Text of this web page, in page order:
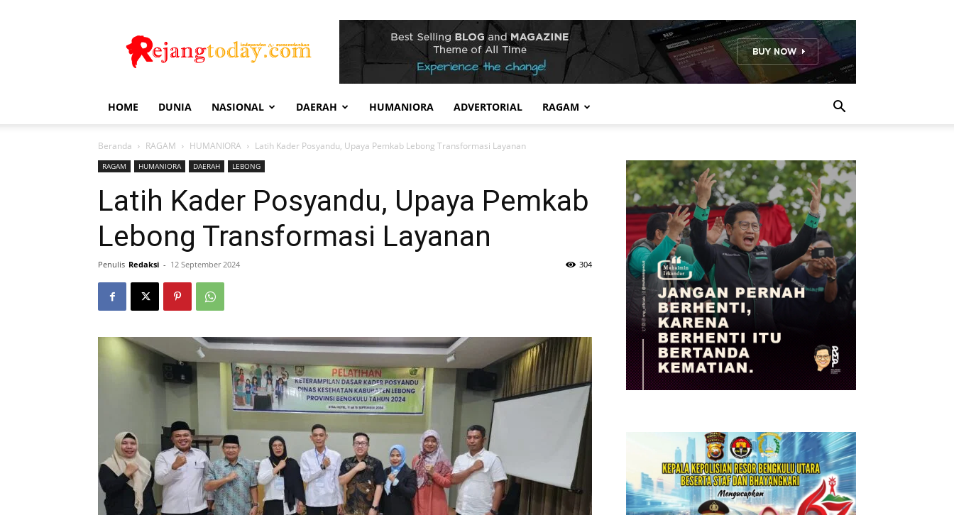
Today
HOME DUNIA NASIONAL DAERAH HUMANIORA ADVERTORIAL RAGAM
Beranda RAGAM HUMANIORA Latih Kader Posyandu, Upaya Pemkab Lebong Transformasi Layanan
RAGAM HUMANIORA DAERAH LEBONG
Latih Kader Posyandu, Upaya Pemkab
Lebong Transformasi Layanan
Penulis Redaksi - 12 September 2024 304